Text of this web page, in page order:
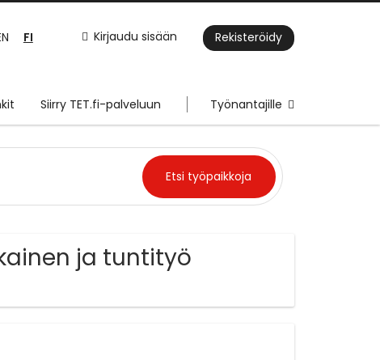
Kirjaudu sisään Rekisteröidy
FI
Siirry TET.fi-palveluun Työnantajille
ja tuntityö